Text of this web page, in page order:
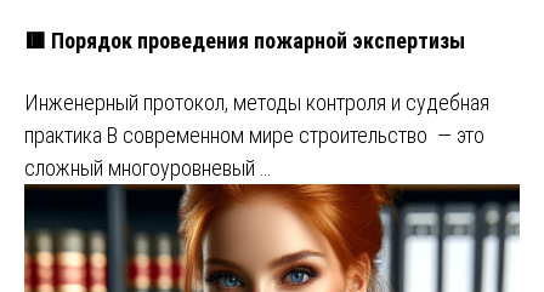
🟥 Порядок проведения пожарной экспертизы
Инженерный протокол, методы контроля и судебная
практика В современном мире строительство — это
сложный многоуровневый …